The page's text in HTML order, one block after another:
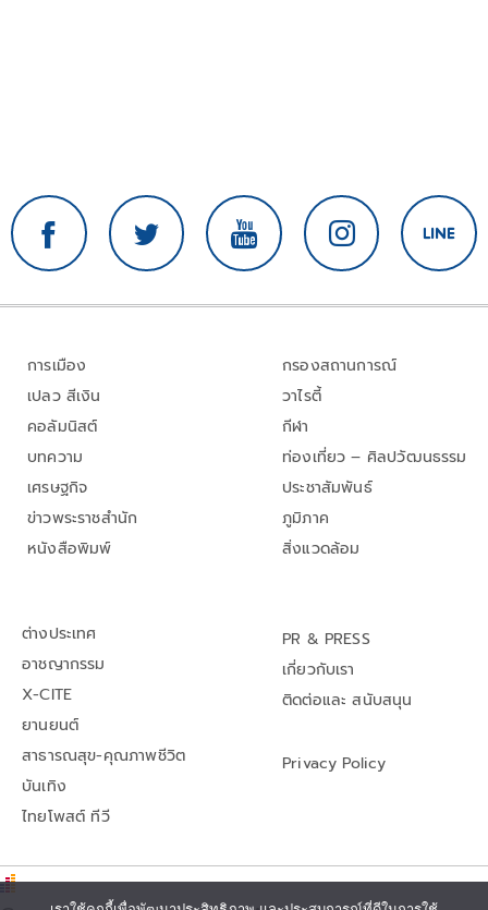
การเมือง
เปลว สีเงิน
คอลัมนิสต์
บทความ
เศรษฐกิจ
ข่าวพระราชสำนัก
หนังสือพิมพ์
กรองสถานการณ์
วาไรตี้
กีฬา
ท่องเที่ยว – ศิลปวัฒนธรรม
ประชาสัมพันธ์
ภูมิภาค
สิ่งแวดล้อม
ต่างประเทศ
อาชญากรรม
X-CITE
ยานยนต์
สาธารณสุข-คุณภาพชีวิต
บันเทิง
ไทยโพสต์ ทีวี
PR & PRESS
เกี่ยวกับเรา
ติดต่อและ สนับสนุน
Privacy Policy